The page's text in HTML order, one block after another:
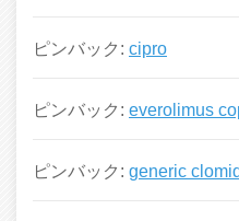
ピンバック: cipro
ピンバック: everolimus
ピンバック: generic